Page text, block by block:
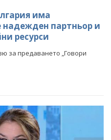
има
партньор и
ресурси
за предаването „Говори